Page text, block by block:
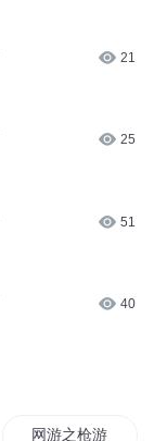
21
25
51
40
网游之枪游天下